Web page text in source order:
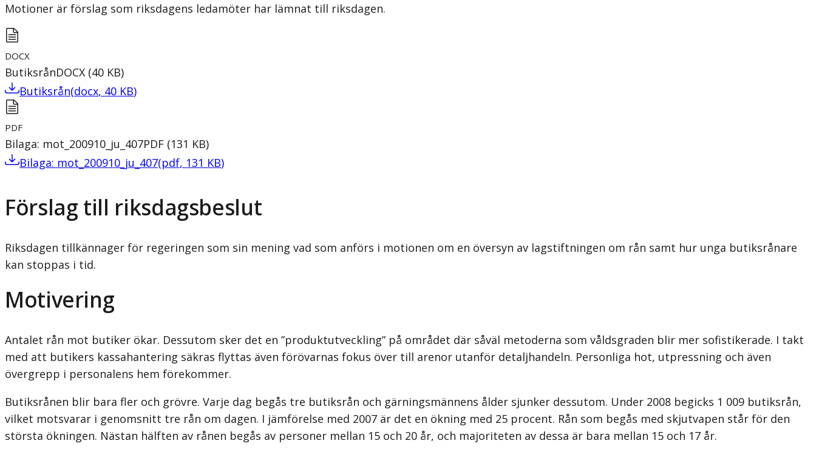
Motioner är förslag som riksdagens ledamöter har lämnat till riksdagen.
DOCX
ButiksrånDOCX (40 KB)
Butiksrån(docx, 40 KB)
PDF
Bilaga: mot_200910_ju_407PDF (131 KB)
Bilaga: mot_200910_ju_407(pdf, 131 KB)
Förslag till riksdagsbeslut
Riksdagen tillkännager för regeringen som sin mening vad som anförs i motionen om en översyn av lagstiftningen om rån samt hur unga butiksrånare
kan stoppas i tid.
Motivering
Antalet rån mot butiker ökar. Dessutom sker det en ”produktutveckling” på området där såväl metoderna som våldsgraden blir mer sofistikerade. I takt
med att butikers kassahantering säkras flyttas även förövarnas fokus över till arenor utanför detaljhandeln. Personliga hot, utpressning och även
övergrepp i personalens hem förekommer.
Butiksrånen blir bara fler och grövre. Varje dag begås tre butiksrån och gärningsmännens ålder sjunker dessutom. Under 2008 begicks 1 009 butiksrån,
vilket motsvarar i genomsnitt tre rån om dagen. I jämförelse med 2007 är det en ökning med 25 procent. Rån som begås med skjutvapen står för den
största ökningen. Nästan hälften av rånen begås av personer mellan 15 och 20 år, och majoriteten av dessa är bara mellan 15 och 17 år.